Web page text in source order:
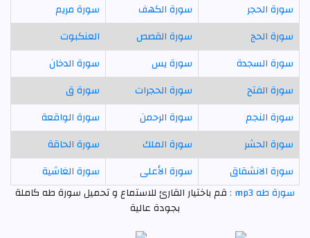
سورة الحجر
سورة الكهف
سورة مريم
سورة الحج
سورة القصص
العنكبوت
سورة السجدة
سورة يس
سورة الدخان
سورة الفتح
سورة الحجرات
سورة ق
سورة النجم
سورة الرحمن
سورة الواقعة
سورة الحشر
سورة الملك
سورة الحاقة
سورة الانشقاق
سورة الأعلى
سورة الغاشية
سورة طه mp3 :
قم باختيار القارئ للاستماع و تحميل سورة طه كاملة
بجودة عالية